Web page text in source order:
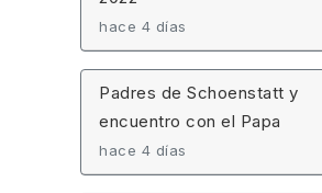
hace 4 días
Padres de Schoenstatt y
encuentro con el Papa
hace 4 días